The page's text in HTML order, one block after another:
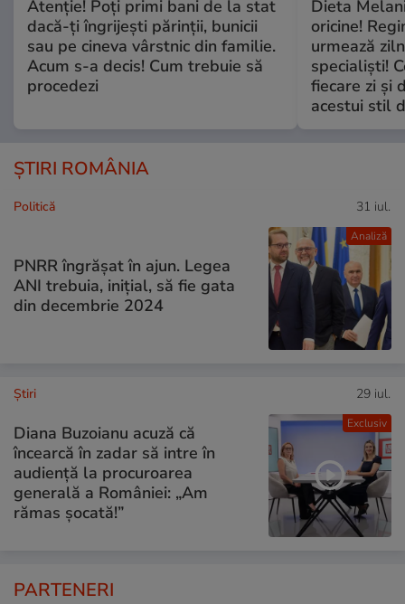
Atenție! Poți primi bani de la stat
dacă-ți îngrijești părinții, bunicii
sau pe cineva vârstnic din familie.
Acum s-a decis! Cum trebuie să
procedezi
Dieta
oricine!
urmează
specialiști!
fiecare zi și
acestui stil
ȘTIRI ROMÂNIA
Analiză
Politică 31 iul.
PNRR îngrășat în ajun. Legea
ANI trebuia, inițial, să fie gata
din decembrie 2024
Exclusiv
Ştiri 29 iul.
Diana Buzoianu acuză că
încearcă în zadar să intre în
audiență la procuroarea
generală a României: „Am
rămas șocată!”
PARTENERI